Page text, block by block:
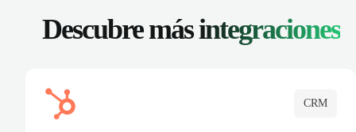
Descubre másintegraciones
CRM